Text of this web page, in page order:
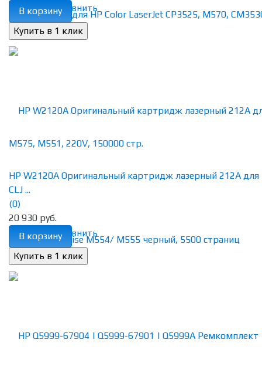
избранное сравнить
В корзину
избранное сравнить
HP W2120A Оригинальный картридж лазерный 212A для
CLJ ...
(0)
20 930 руб.
В корзину